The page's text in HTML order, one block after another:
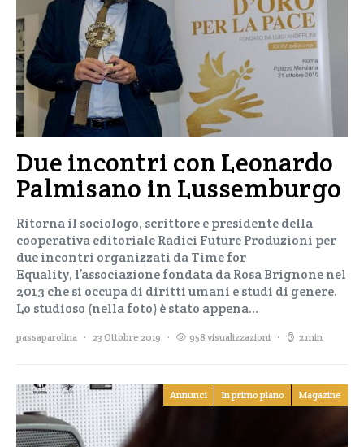
Due incontri con Leonardo
Palmisano in Lussemburgo
Ritorna il sociologo, scrittore e presidente della
cooperativa editoriale Radici Future Produzioni per
due incontri organizzati da Time for
Equality, l’associazione fondata da Rosa Brignone nel
2013 che si occupa di diritti umani e studi di genere.
Lo studioso (nella foto) è stato appena…
passaparolina 23 Ottobre 2019 958 visualizzazioni 2 min
Annunci In primo piano Magazine